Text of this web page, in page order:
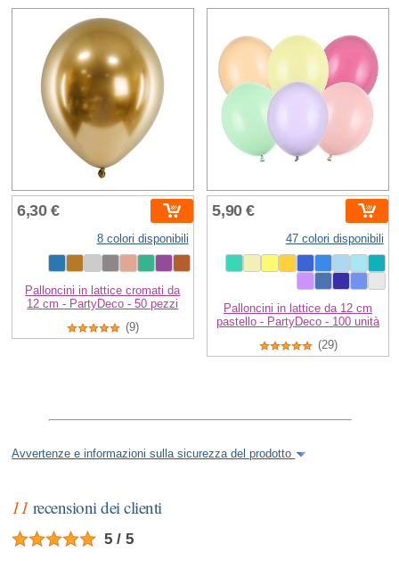
6,30 €
8 colori disponibili
Palloncini in lattice cromati da
12 cm - PartyDeco - 50 pezzi
(9)
5,90 €
47 colori disponibili
Palloncini in lattice da 12 cm
pastello - PartyDeco - 100 unità
(29)
Avvertenze e informazioni sulla sicurezza del prodotto
11 recensioni dei clienti
5 / 5